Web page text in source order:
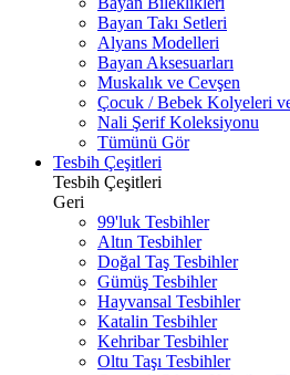
Bayan Takı Setleri
Alyans Modelleri
Bayan Aksesuarları
Muskalık ve Cevşen
Çocuk / Bebek Kolyeleri
Nali Şerif Koleksiyonu
Tümünü Gör
Tesbih Çeşitleri
Tesbih Çeşitleri
Geri
99'luk Tesbihler
Altın Tesbihler
Doğal Taş Tesbihler
Gümüş Tesbihler
Hayvansal Tesbihler
Katalin Tesbihler
Kehribar Tesbihler
Oltu Taşı Tesbihler